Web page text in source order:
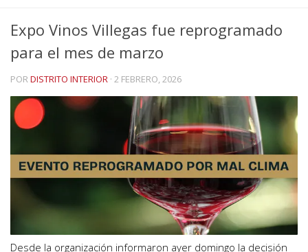
Expo Vinos Villegas fue reprogramado
para el mes de marzo
PORDISTRITO INTERIOR · 2 FEBRERO, 2026
Desde la organización informaron ayer domingo la decisión